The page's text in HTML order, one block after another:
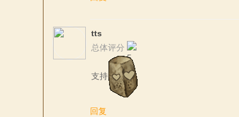
tts
总体评分
支持
回复